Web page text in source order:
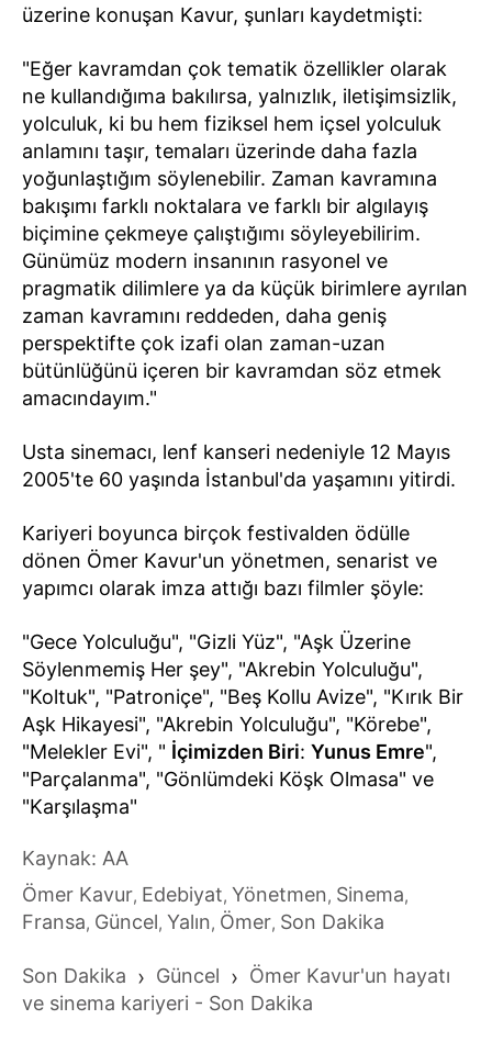
üzerine konuşan Kavur, şunları kaydetmişti:
"Eğer kavramdan çok tematik özellikler olarak
ne kullandığıma bakılırsa, yalnızlık, iletişimsizlik,
yolculuk, ki bu hem fiziksel hem içsel yolculuk
anlamını taşır, temaları üzerinde daha fazla
yoğunlaştığım söylenebilir. Zaman kavramına
bakışımı farklı noktalara ve farklı bir algılayış
biçimine çekmeye çalıştığımı söyleyebilirim.
Günümüz modern insanının rasyonel ve
pragmatik dilimlere ya da küçük birimlere ayrılan
zaman kavramını reddeden, daha geniş
perspektifte çok izafi olan zaman-uzan
bütünlüğünü içeren bir kavramdan söz etmek
amacındayım."
Usta sinemacı, lenf kanseri nedeniyle 12 Mayıs
2005'te 60 yaşında İstanbul'da yaşamını yitirdi.
Kariyeri boyunca birçok festivalden ödülle
dönen Ömer Kavur'un yönetmen, senarist ve
yapımcı olarak imza attığı bazı filmler şöyle:
"Gece Yolculuğu", "Gizli Yüz", "Aşk Üzerine
Söylenmemiş Her şey", "Akrebin Yolculuğu",
"Koltuk", "Patroniçe", "Beş Kollu Avize", "Kırık Bir
Aşk Hikayesi", "Akrebin Yolculuğu", "Körebe",
"Melekler Evi", " İçimizden Biri: Yunus Emre",
"Parçalanma", "Gönlümdeki Köşk Olmasa" ve
"Karşılaşma"
Kaynak: AA
Ömer Kavur, Edebiyat, Yönetmen, Sinema,
Fransa, Güncel, Yalın, Ömer, Son Dakika
Son Dakika › Güncel › Ömer Kavur'un hayatı
ve sinema kariyeri - Son Dakika